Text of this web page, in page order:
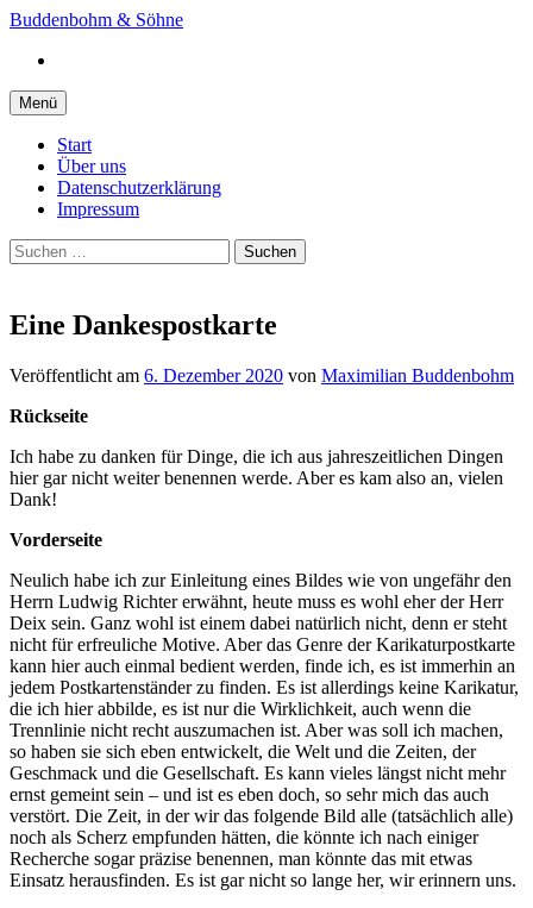
Springe
Inhalt
Buddenbohm & Söhne
Menü
Start
Über uns
Datenschutzerklärung
Impressum
Suchen
nach:
Eine Dankespostkarte
Veröffentlicht am 6. Dezember 2020 von Maximilian Buddenbohm
Rückseite
Ich habe zu danken für Dinge, die ich aus jahreszeitlichen Dingen
hier gar nicht weiter benennen werde. Aber es kam also an, vielen
Dank!
Vorderseite
Neulich habe ich zur Einleitung eines Bildes wie von ungefähr den
Herrn Ludwig Richter erwähnt, heute muss es wohl eher der Herr
Deix sein. Ganz wohl ist einem dabei natürlich nicht, denn er steht
nicht für erfreuliche Motive. Aber das Genre der Karikaturpostkarte
kann hier auch einmal bedient werden, finde ich, es ist immerhin an
jedem Postkartenständer zu finden. Es ist allerdings keine Karikatur,
die ich hier abbilde, es ist nur die Wirklichkeit, auch wenn die
Trennlinie nicht recht auszumachen ist. Aber was soll ich machen,
so haben sie sich eben entwickelt, die Welt und die Zeiten, der
Geschmack und die Gesellschaft. Es kann vieles längst nicht mehr
ernst gemeint sein – und ist es eben doch, so sehr mich das auch
verstört. Die Zeit, in der wir das folgende Bild alle (tatsächlich alle)
noch als Scherz empfunden hätten, die könnte ich nach einiger
Recherche sogar präzise benennen, man könnte das mit etwas
Einsatz herausfinden. Es ist gar nicht so lange her, wir erinnern uns.